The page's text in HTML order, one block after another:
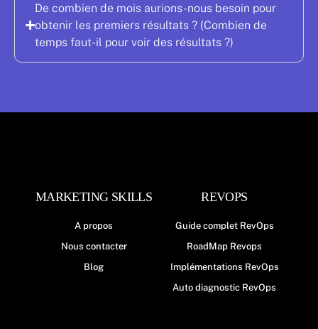
De combien de mois aurions-nous besoin pour
obtenir les premiers résultats ? (Combien de
temps faut-il pour voir des résultats ?)
MARKETING SKILLS
A propos
Nous contacter
Blog
REVOPS
Guide complet RevOps
RoadMap Revops
Implémentations RevOps
Auto diagnostic RevOps